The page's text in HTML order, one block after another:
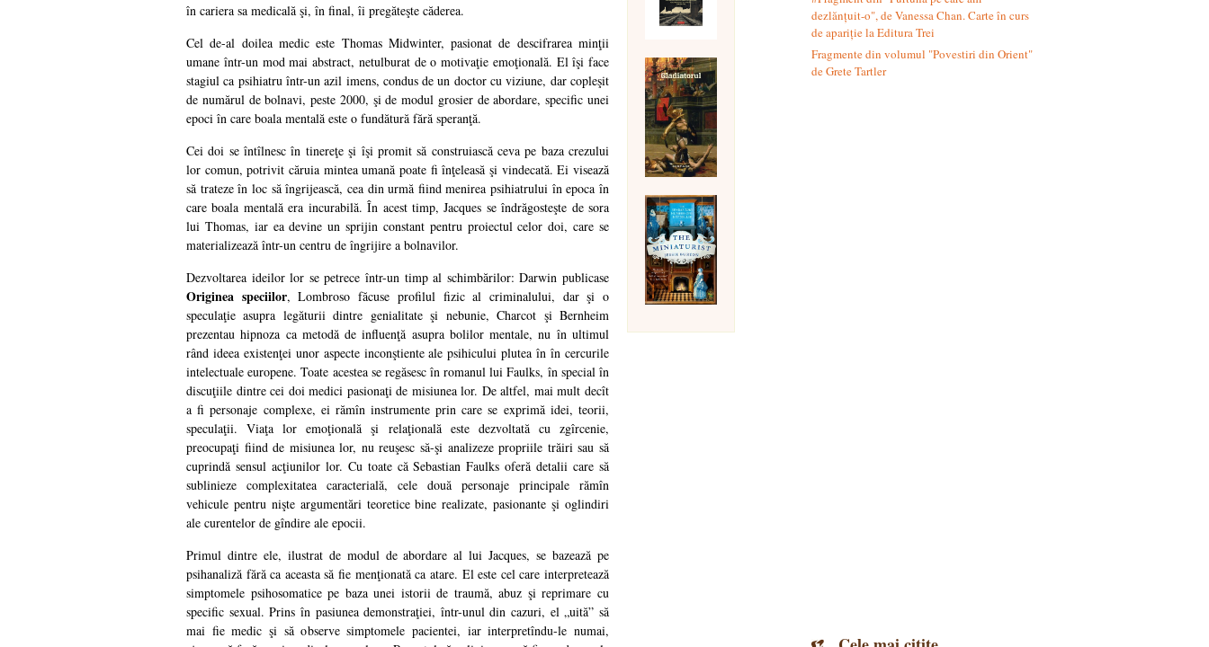
în cariera sa medicală şi, în final, îi pregăteşte căderea.
Cel de-al doilea medic este Thomas Midwinter, pasionat de descifrarea minţii
umane într-un mod mai abstract, netulburat de o motivaţie emoţională. El îşi face
stagiul ca psihiatru într-un azil imens, condus de un doctor cu viziune, dar copleşit
de numărul de bolnavi, peste 2000, şi de modul grosier de abordare, specific unei
epoci în care boala mentală este o fundătură fără speranţă.
Cei doi se întîlnesc în tinereţe şi îşi promit să construiască ceva pe baza crezului
lor comun, potrivit căruia mintea umană poate fi înţeleasă şi vindecată. Ei visează
să trateze în loc să îngrijească, cea din urmă fiind menirea psihiatrului în epoca în
care boala mentală era incurabilă. În acest timp, Jacques se îndrăgosteşte de sora
lui Thomas, iar ea devine un sprijin constant pentru proiectul celor doi, care se
materializează într-un centru de îngrijire a bolnavilor.
Dezvoltarea ideilor lor se petrece într-un timp al schimbărilor: Darwin publicase
Originea speciilor, Lombroso făcuse profilul fizic al criminalului, dar şi o
speculaţie asupra legăturii dintre genialitate şi nebunie, Charcot şi Bernheim
prezentau hipnoza ca metodă de influenţă asupra bolilor mentale, nu în ultimul
rând ideea existenţei unor aspecte inconştiente ale psihicului plutea în în cercurile
intelectuale europene. Toate acestea se regăsesc în romanul lui Faulks, în special în
discuţiile dintre cei doi medici pasionaţi de misiunea lor. De altfel, mai mult decît
a fi personaje complexe, ei rămîn instrumente prin care se exprimă idei, teorii,
speculaţii. Viaţa lor emoţională şi relaţională este dezvoltată cu zgîrcenie,
preocupaţi fiind de misiunea lor, nu reuşesc să-şi analizeze propriile trăiri sau să
cuprindă sensul acţiunilor lor. Cu toate că Sebastian Faulks oferă detalii care să
sublinieze complexitatea caracterială, cele două personaje principale rămîn
vehicule pentru nişte argumentări teoretice bine realizate, pasionante şi oglindiri
ale curentelor de gîndire ale epocii.
Primul dintre ele, ilustrat de modul de abordare al lui Jacques, se bazează pe
psihanaliză fără ca aceasta să fie menţionată ca atare. El este cel care interpretează
simptomele psihosomatice pe baza unei istorii de traumă, abuz şi reprimare cu
specific sexual. Prins în pasiunea demonstraţiei, într-unul din cazuri, el „uită” să
mai fie medic şi să observe simptomele pacientei, iar interpretîndu-le numai,
dezlănțuit-o", de Vanessa Chan. Carte în curs
de apariție la Editura Trei
Fragmente din volumul "Povestiri din Orient"
de Grete Tartler